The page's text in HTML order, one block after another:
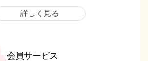
詳しく見る
会員サービス